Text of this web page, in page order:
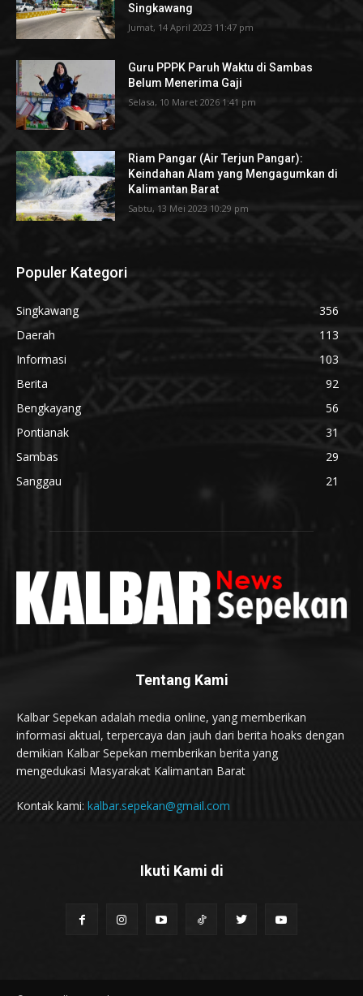
Singkawang
Jumat, 14 April 2023 11:47 pm
Guru PPPK Paruh Waktu di Sambas
Belum Menerima Gaji
Selasa, 10 Maret 2026 1:41 pm
Riam Pangar (Air Terjun Pangar):
Keindahan Alam yang Mengagumkan di
Kalimantan Barat
Sabtu, 13 Mei 2023 10:29 pm
Populer Kategori
Singkawang
356
Daerah
113
Informasi
103
Berita
92
Bengkayang
56
Pontianak
31
Sambas
29
Sanggau
21
Tentang Kami
Kalbar Sepekan adalah media online, yang memberikan
informasi aktual, terpercaya dan jauh dari berita hoaks dengan
demikian Kalbar Sepekan memberikan berita yang
mengedukasi Masyarakat Kalimantan Barat
Kontak kami: kalbar.sepekan@gmail.com
Ikuti Kami di